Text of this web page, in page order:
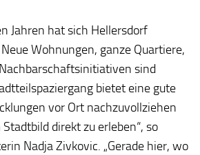
Jahren hat sich Hellersdorf
Wohnungen, ganze Quartiere,
sind
bietet eine gute
vor Ort nachzuvollziehen
direkt zu erleben“, so
Nadja Zivkovic. „Gerade hier, wo